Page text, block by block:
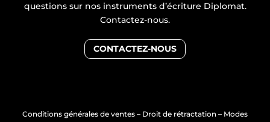
questions sur nos instruments d’écriture Diplomat.
Contactez-nous.
CONTACTEZ-NOUS
Conditions générales de ventes – Droit de rétractation – Modes